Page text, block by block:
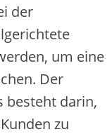
de‬r
um e‬ine‬
De‬r
be‬ste‬ht darin,
zu